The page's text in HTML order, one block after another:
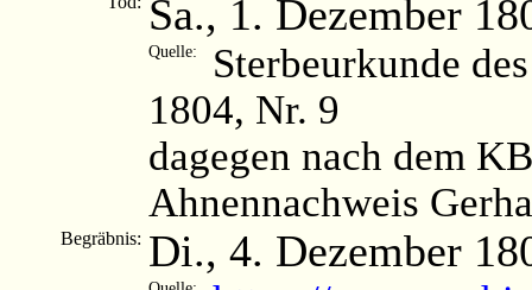
Sa., 1. Dezember
Quelle:
Sterbeurkunde
1804, Nr. 9
dagegen nach dem
Ahnennachweis
Begräbnis: Di., 4. Dezember